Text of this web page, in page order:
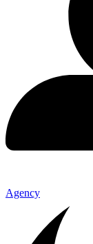
Agency